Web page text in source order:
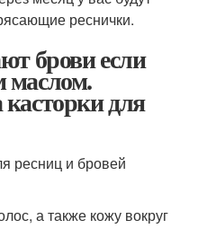
реснички.
брови если
маслом.
для
ресниц и бровей
а также кожу вокруг